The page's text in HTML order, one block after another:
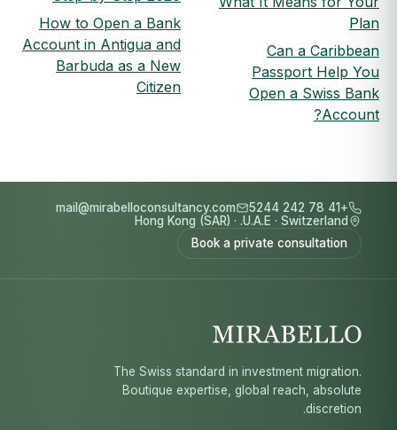
Plan
Can a Caribbean
Passport Help You
Open a Swiss Bank
Account?
How to Open a Bank
Account in Antigua and
Barbuda as a New
Citizen
+41 78 242 5244
mail@mirabelloconsultancy.com
Switzerland
·
U.A.E.
·
Hong Kong (SAR)
Book a private consultation
The Swiss standard in investment migration.
Boutique expertise, global reach, absolute
discretion.